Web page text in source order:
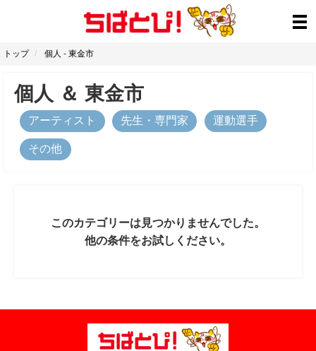
トップ 個人 - 東金市
個人 ＆ 東金市
アーティスト 先生・専門家 運動選手
その他
このカテゴリーは見つかりませんでした。
他の条件をお試しください。